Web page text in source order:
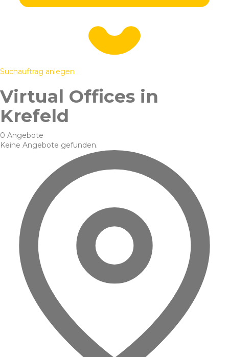
Suchauftrag anlegen
Virtual Offices in
Krefeld
0 Angebote
Keine Angebote gefunden.